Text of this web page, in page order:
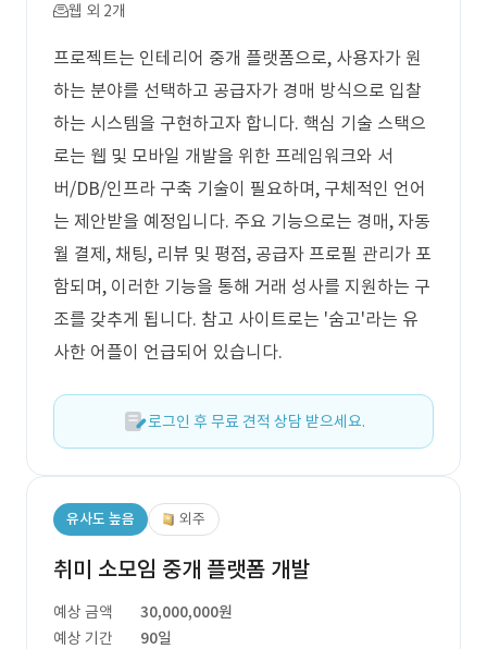
웹 외 2개
프로젝트는 인테리어 중개 플랫폼으로, 사용자가 원
하는 분야를 선택하고 공급자가 경매 방식으로 입찰
하는 시스템을 구현하고자 합니다. 핵심 기술 스택으
로는 웹 및 모바일 개발을 위한 프레임워크와 서
버/DB/인프라 구축 기술이 필요하며, 구체적인 언어
는 제안받을 예정입니다. 주요 기능으로는 경매, 자동
월 결제, 채팅, 리뷰 및 평점, 공급자 프로필 관리가 포
함되며, 이러한 기능을 통해 거래 성사를 지원하는 구
조를 갖추게 됩니다. 참고 사이트로는 '숨고'라는 유
사한 어플이 언급되어 있습니다.
로그인 후 무료 견적 상담 받으세요.
유사도 높음 외주
취미 소모임 중개 플랫폼 개발
예상 금액
30,000,000원
예상 기간
90일